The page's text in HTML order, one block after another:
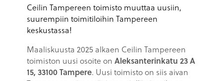
Ceilin Tampereen toimisto muuttaa uusiin,
suurempiin toimitiloihin Tampereen
keskustassa!
Maaliskuusta 2025 alkaen Ceilin Tampereen
toimiston uusi osoite on Aleksanterinkatu 23 A
15, 33100 Tampere. Uusi toimisto on siis aivan